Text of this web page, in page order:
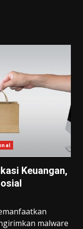
Keuangan,
malware